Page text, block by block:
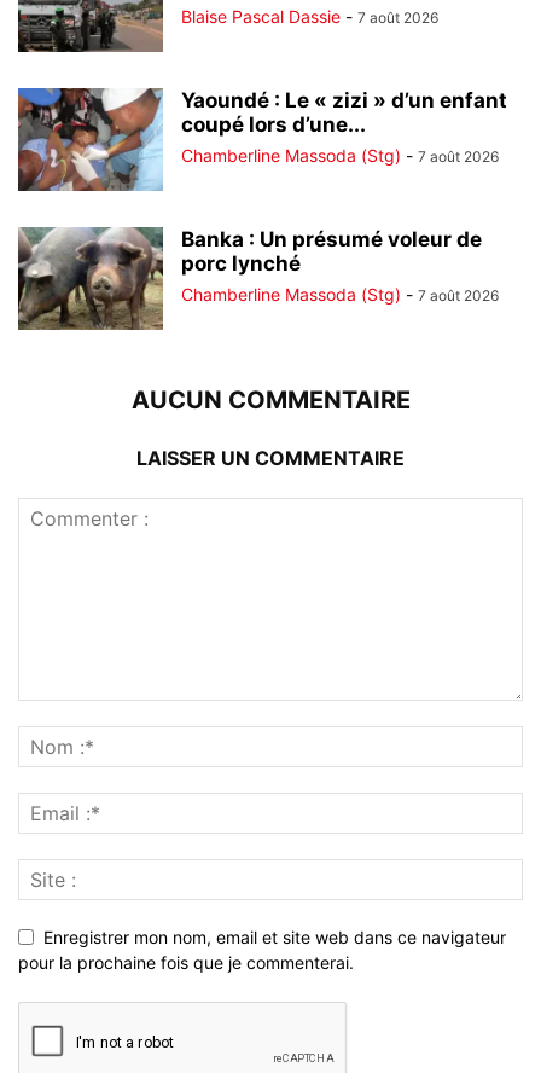
Blaise Pascal Dassie - 7 août 2026
Yaoundé : Le « zizi » d’un enfant
coupé lors d’une...
Chamberline Massoda (Stg) - 7 août 2026
Banka : Un présumé voleur de
porc lynché
Chamberline Massoda (Stg) - 7 août 2026
AUCUN COMMENTAIRE
LAISSER UN COMMENTAIRE
Enregistrer mon nom, email et site web dans ce navigateur
pour la prochaine fois que je commenterai.